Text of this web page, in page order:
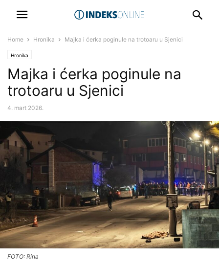
Home Hronika Majka i ćerka poginule na trotoaru u Sjenici
Hronika
Majka i ćerka poginule na
trotoaru u Sjenici
4. mart 2026.
FOTO: Rina